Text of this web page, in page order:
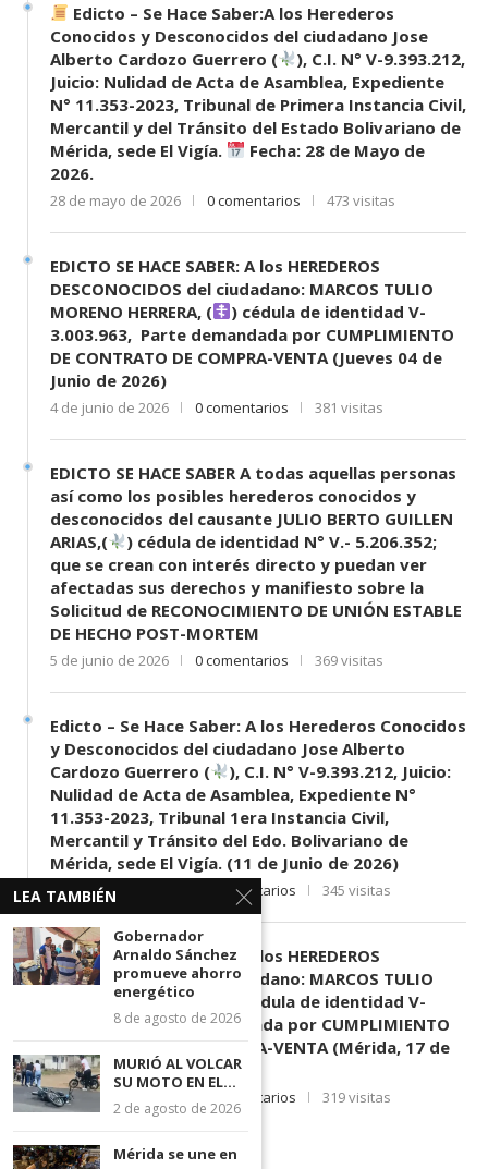
Edicto – Se Hace Saber:A los Herederos
Conocidos y Desconocidos del ciudadano Jose
Alberto Cardozo Guerrero (
), C.I. N° V-9.393.212,
Juicio: Nulidad de Acta de Asamblea, Expediente
N° 11.353-2023, Tribunal de Primera Instancia Civil,
Mercantil y del Tránsito del Estado Bolivariano de
Mérida, sede El Vigía.
Fecha: 28 de Mayo de
2026.
28 de mayo de 2026 0 comentarios 473 visitas
EDICTO SE HACE SABER: A los HEREDEROS
DESCONOCIDOS del ciudadano: MARCOS TULIO
MORENO HERRERA, (
) cédula de identidad V-
3.003.963, Parte demandada por CUMPLIMIENTO
DE CONTRATO DE COMPRA-VENTA (Jueves 04 de
Junio de 2026)
4 de junio de 2026 0 comentarios 381 visitas
EDICTO SE HACE SABER A todas aquellas personas
así como los posibles herederos conocidos y
desconocidos del causante JULIO BERTO GUILLEN
ARIAS,(
) cédula de identidad N° V.- 5.206.352;
que se crean con interés directo y puedan ver
afectadas sus derechos y manifiesto sobre la
Solicitud de RECONOCIMIENTO DE UNIÓN ESTABLE
DE HECHO POST-MORTEM
5 de junio de 2026 0 comentarios 369 visitas
Edicto – Se Hace Saber: A los Herederos Conocidos
y Desconocidos del ciudadano Jose Alberto
Cardozo Guerrero (
), C.I. N° V-9.393.212, Juicio:
Nulidad de Acta de Asamblea, Expediente N°
11.353-2023, Tribunal 1era Instancia Civil,
Mercantil y Tránsito del Edo. Bolivariano de
Mérida, sede El Vigía. (11 de Junio de 2026)
11 de junio de 2026 0 comentarios 345 visitas
EDICTO SE HACE SABER: A los HEREDEROS
DESCONOCIDOS del ciudadano: MARCOS TULIO
MORENO HERRERA, (
) cédula de identidad V-
3.003.963, Parte demandada por CUMPLIMIENTO
DE CONTRATO DE COMPRA-VENTA (Mérida, 17 de
Junio de 2026)
17 de junio de 2026 0 comentarios 319 visitas
LEA TAMBIÉN
Gobernador
Arnaldo Sánchez
promueve ahorro
energético
8 de agosto de 2026
MURIÓ AL VOLCAR
SU MOTO EN EL...
2 de agosto de 2026
Mérida se une en